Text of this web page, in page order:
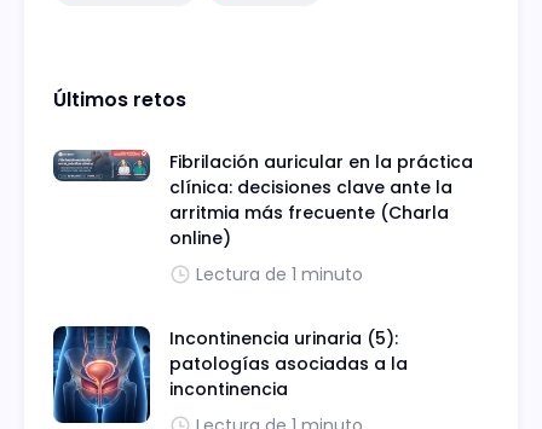
Últimos retos
Fibrilación auricular en la práctica
clínica: decisiones clave ante la
arritmia más frecuente (Charla
online)
Lectura de 1 minuto
Incontinencia urinaria (5):
patologías asociadas a la
incontinencia